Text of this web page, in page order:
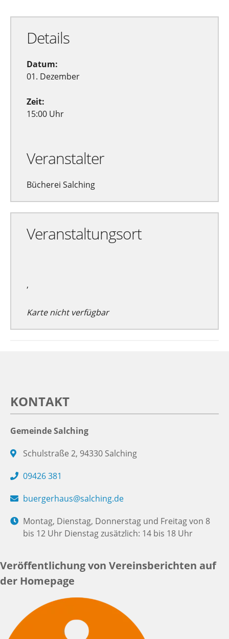
Details
Datum:
01. Dezember
Zeit:
15:00 Uhr
Veranstalter
Bücherei Salching
Veranstaltungsort
,
Karte nicht verfügbar
KONTAKT
Gemeinde Salching
Schulstraße 2, 94330 Salching
09426 381
buergerhaus@salching.de
Montag, Dienstag, Donnerstag und Freitag von 8
bis 12 Uhr Dienstag zusätzlich: 14 bis 18 Uhr
Veröffentlichung von Vereinsberichten auf
der Homepage